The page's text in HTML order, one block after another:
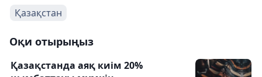
Қазақстан
Оқи отырыңыз
Қазақстанда аяқ киім 20%